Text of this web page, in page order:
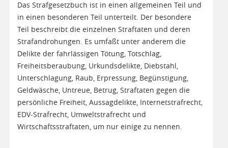
Das Strafgesetzbuch ist in einen allgemeinen Teil und
in einen besonderen Teil unterteilt. Der besondere
Teil beschreibt die einzelnen Straftaten und deren
Strafandrohungen. Es umfaßt unter anderem die
Delikte der fahrlässigen Tötung, Totschlag,
Freiheitsberaubung, Urkundsdelikte, Diebstahl,
Unterschlagung, Raub, Erpressung, Begünstigung,
Geldwäsche, Untreue, Betrug, Straftaten gegen die
persönliche Freiheit, Aussagdelikte, Internetstrafrecht,
EDV-Strafrecht, Umweltstrafrecht und
Wirtschaftsstraftaten, um nur einige zu nennen.